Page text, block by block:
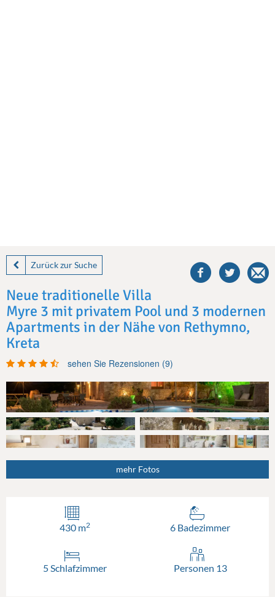
Zurück zur Suche
this
villa
Neue traditionelle Villa
Myre 3 mit privatem Pool und 3 modernen
Apartments in der Nähe von Rethymno,
Kreta
sehen Sie Rezensionen (9)
mehr Fotos
430 m2 6 Badezimmer
5 Schlafzimmer Personen 13